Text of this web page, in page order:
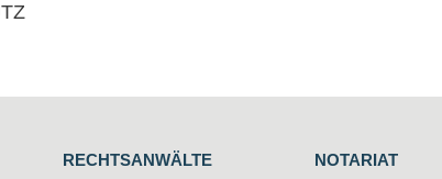
RECHTSANWÄLTE NOTARIAT